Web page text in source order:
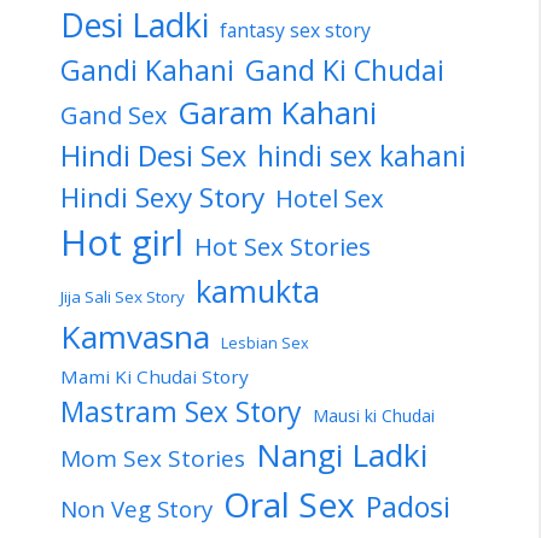
Desi Ladki fantasy sex story
Gandi Kahani Gand Ki Chudai
Gand Sex Garam Kahani
Hindi Desi Sex hindi sex kahani
Hindi Sexy Story Hotel Sex
Hot girl Hot Sex Stories
Jija Sali Sex Story kamukta
Kamvasna Lesbian Sex
Mami Ki Chudai Story
Mastram Sex Story Mausi ki Chudai
Mom Sex Stories Nangi Ladki
Non Veg Story Oral Sex Padosi